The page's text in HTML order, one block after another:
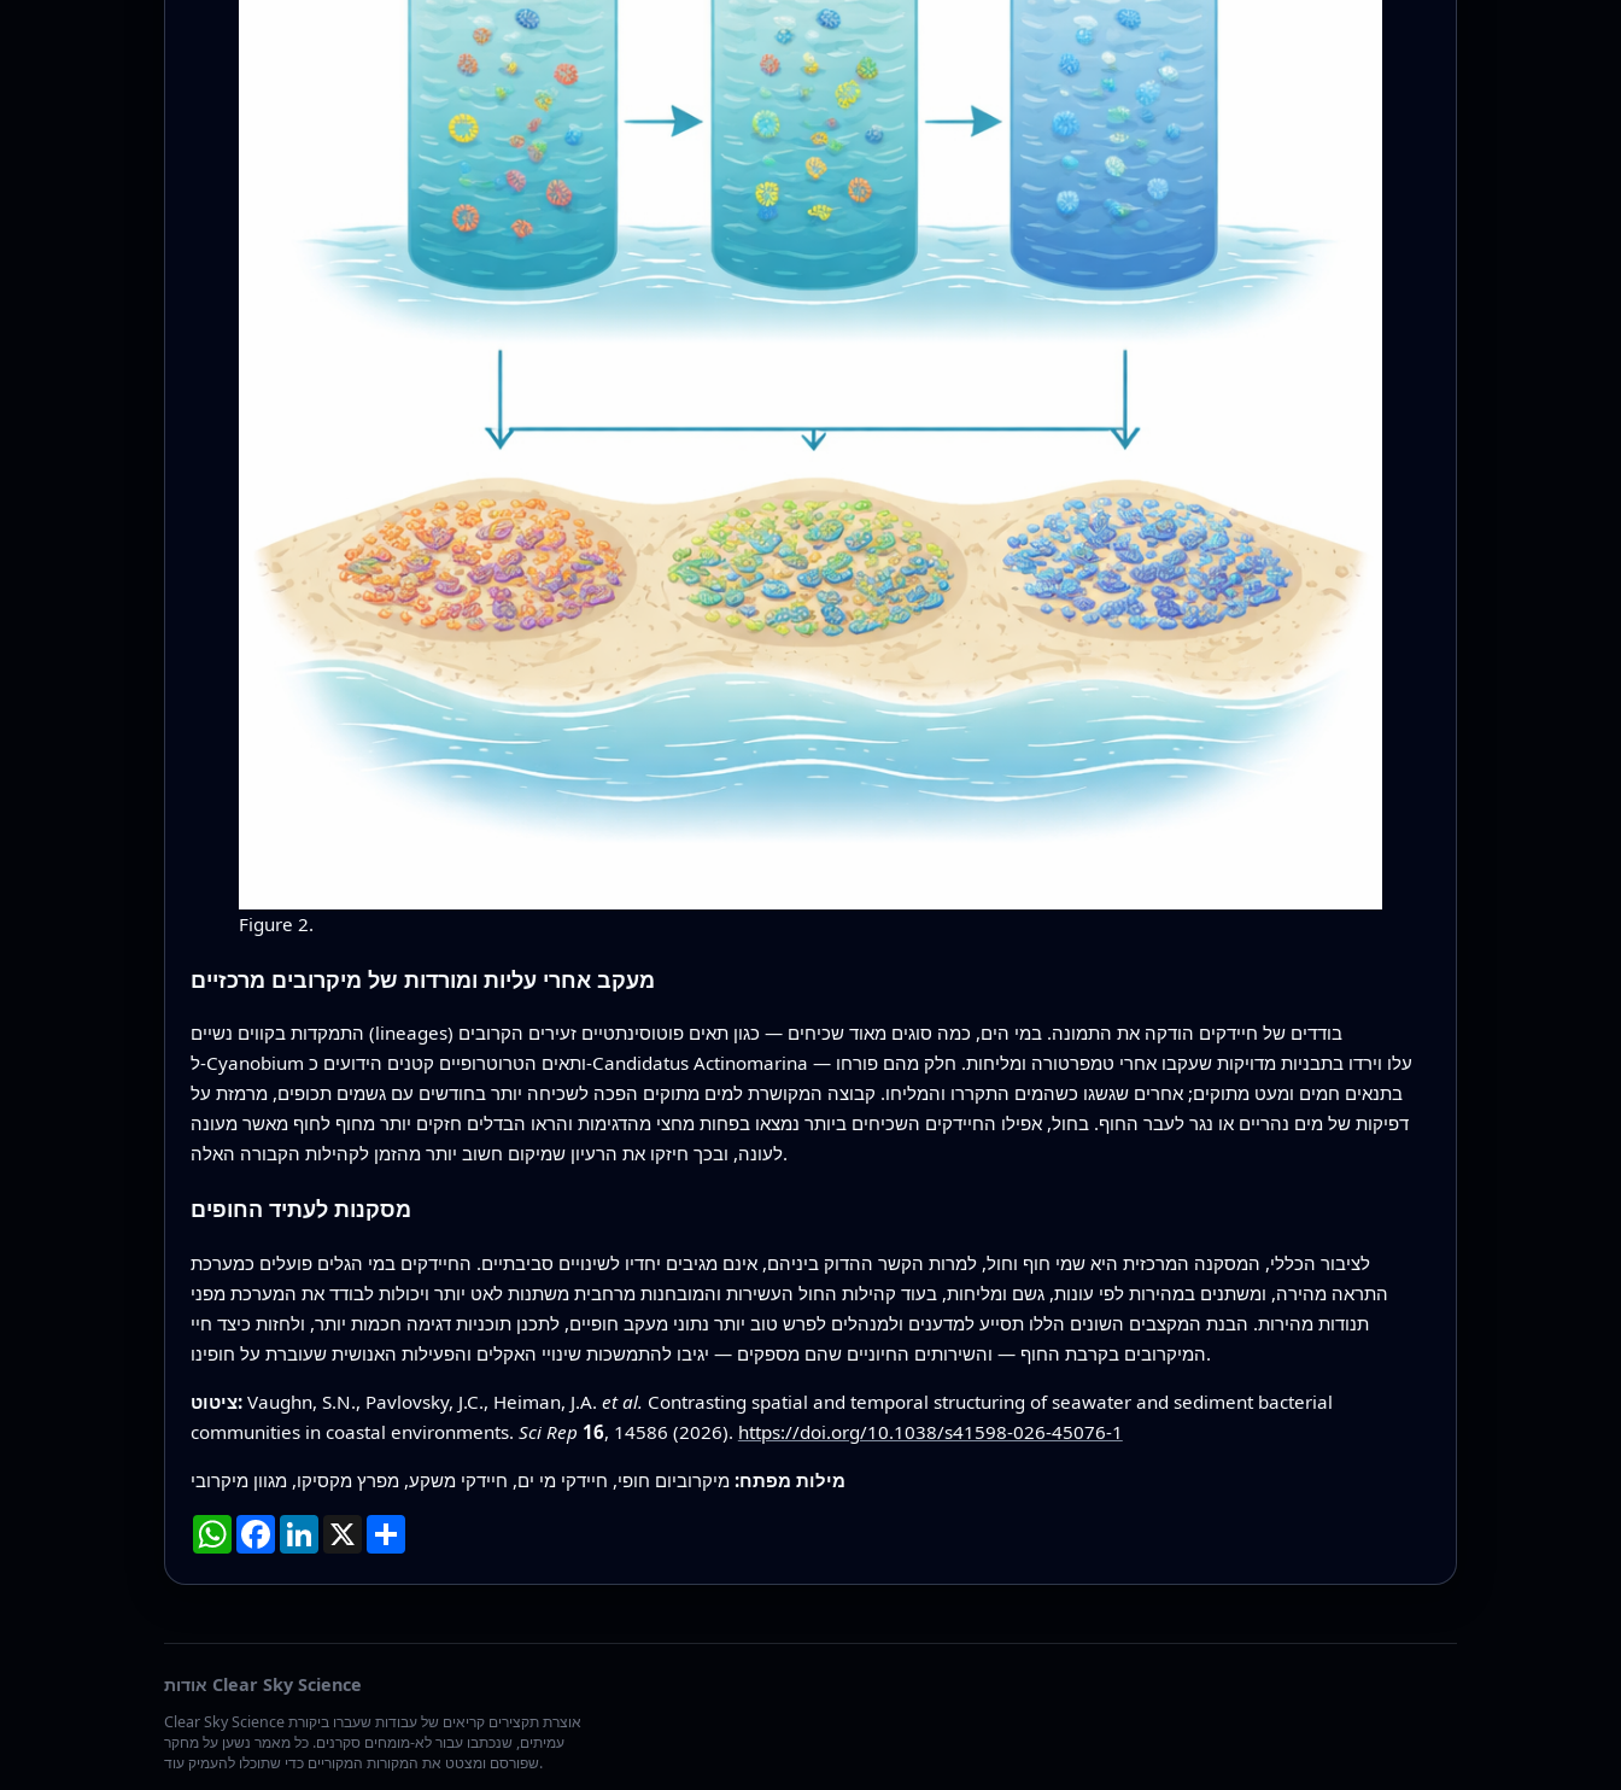
Figure 2.
מעקב אחרי עליות ומורדות של מיקרובים מרכזיים
התמקדות בקווים נשיים (lineages) בודדים של חיידקים הודקה את התמונה. במי הים, כמה סוגים מאוד שכיחים — כגון תאים פוטוסינתטיים זעירים הקרובים
ל‑Cyanobium ותאים הטרוטרופיים קטנים הידועים כ‑Candidatus Actinomarina — עלו וירדו בתבניות מדויקות שעקבו אחרי טמפרטורה ומליחות. חלק מהם פורחו
בתנאים חמים ומעט מתוקים; אחרים שגשגו כשהמים התקררו והמליחו. קבוצה המקושרת למים מתוקים הפכה לשכיחה יותר בחודשים עם גשמים תכופים, מרמזת על
דפיקות של מים נהריים או נגר לעבר החוף. בחול, אפילו החיידקים השכיחים ביותר נמצאו בפחות מחצי מהדגימות והראו הבדלים חזקים יותר מחוף לחוף מאשר מעונה
לעונה, ובכך חיזקו את הרעיון שמיקום חשוב יותר מהזמן לקהילות הקבורה האלה.
מסקנות לעתיד החופים
לציבור הכללי, המסקנה המרכזית היא שמי חוף וחול, למרות הקשר ההדוק ביניהם, אינם מגיבים יחדיו לשינויים סביבתיים. החיידקים במי הגלים פועלים כמערכת
התראה מהירה, ומשתנים במהירות לפי עונות, גשם ומליחות, בעוד קהילות החול העשירות והמובחנות מרחבית משתנות לאט יותר ויכולות לבודד את המערכת מפני
תנודות מהירות. הבנת המקצבים השונים הללו תסייע למדענים ולמנהלים לפרש טוב יותר נתוני מעקב חופיים, לתכנן תוכניות דגימה חכמות יותר, ולחזות כיצד חיי
המיקרובים בקרבת החוף — והשירותים החיוניים שהם מספקים — יגיבו להתמשכות שינויי האקלים והפעילות האנושית שעוברת על חופינו.
ציטוט: Vaughn, S.N., Pavlovsky, J.C., Heiman, J.A. et al. Contrasting spatial and temporal structuring of seawater and sediment bacterial
communities in coastal environments. Sci Rep 16, 14586 (2026). https://doi.org/10.1038/s41598-026-45076-1
מילות מפתח:מיקרוביום חופי, חיידקי מי ים, חיידקי משקע, מפרץ מקסיקו, מגוון מיקרובי
WhatsApp
Facebook
LinkedIn
X שתף
אודות Clear Sky Science
Clear Sky Science אוצרת תקצירים קריאים של עבודות שעברו ביקורת
עמיתים, שנכתבו עבור לא-מומחים סקרנים. כל מאמר נשען על מחקר
שפורסם ומצטט את המקורות המקוריים כדי שתוכלו להעמיק עוד.